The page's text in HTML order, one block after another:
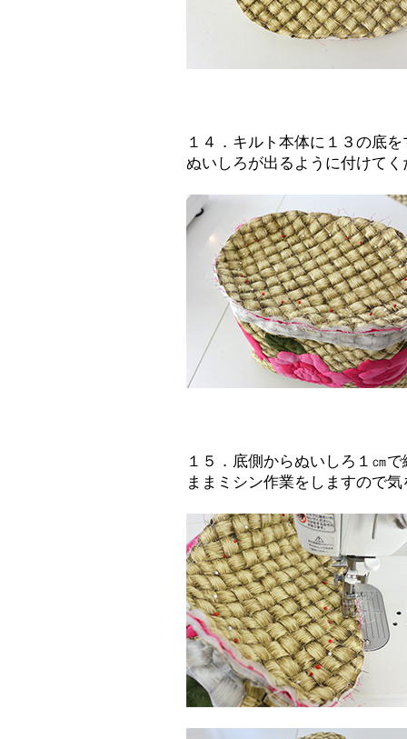
１４．キルト本体に１３の底
ぬいしろが出るように付けてく
１５．底側からぬいしろ１㎝
ままミシン作業をしますので